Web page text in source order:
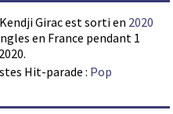
Girac est sorti en 2020
en France pendant 1
Hit-parade : Pop